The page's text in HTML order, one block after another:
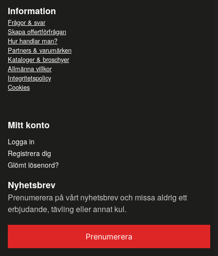
Information
Frågor & svar
Skapa offertförfrågan
Hur handlar man?
Partners & varumärken
Kataloger & broschyer
Allmänna villkor
Integritetspolicy
Cookies
Mitt konto
Logga in
Registrera dig
Glömt lösenord?
Nyhetsbrev
Prenumerera på vårt nyhetsbrev och missa aldrig ett
erbjudande, tävling eller annat kul.
Prenumerera